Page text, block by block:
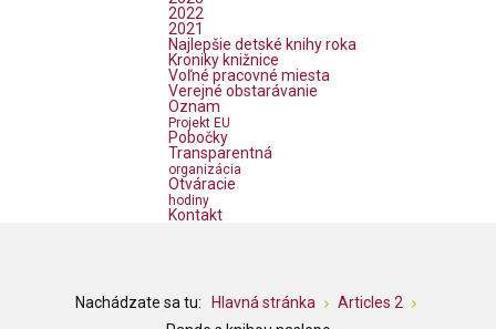
2022
2021
Najlepšie detské knihy roka
Kroniky knižnice
Voľné pracovné miesta
Verejné obstarávanie
Oznam
Projekt EU
Pobočky
Transparentná
organizácia
Otváracie
hodiny
Kontakt
Nachádzate sa tu: Hlavná stránka
Articles 2